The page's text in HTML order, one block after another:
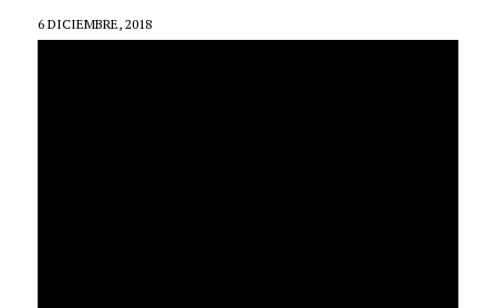
6 DICIEMBRE, 2018